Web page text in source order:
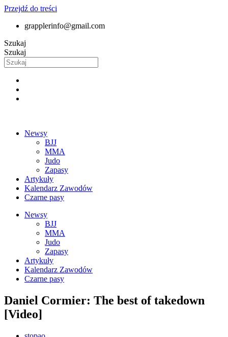
Przejdź do treści
grapplerinfo@gmail.com
Szukaj
Szukaj
Newsy
BJJ
MMA
Judo
Zapasy
Artykuły
Kalendarz Zawodów
Czarne pasy
Newsy
BJJ
MMA
Judo
Zapasy
Artykuły
Kalendarz Zawodów
Czarne pasy
Daniel Cormier: The best of takedown
[Video]